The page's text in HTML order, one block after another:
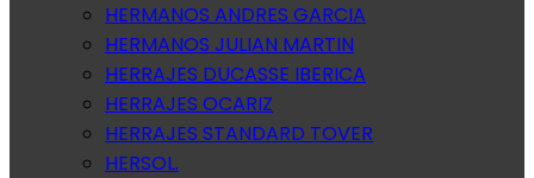
HERMANOS ANDRES GARCIA
HERMANOS JULIAN MARTIN
HERRAJES DUCASSE IBERICA
HERRAJES OCARIZ
HERRAJES STANDARD TOVER
HERSOL.